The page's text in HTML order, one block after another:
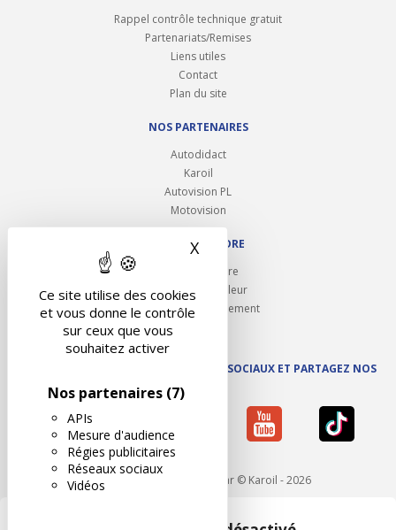
Ce site utilise des cookies
et vous donne le contrôle
sur ceux que vous
souhaitez activer
Nos partenaires (7)
APIs
Mesure d'audience
Régies publicitaires
Réseaux sociaux
Vidéos
X Masquer le bandeau des
Rappel contrôle technique gratuit
Partenariats/Remises
Liens utiles
Contact
Plan du site
NOS PARTENAIRES
Autodidact
Karoil
Autovision PL
Motovision
NOUS REJOINDRE
Ouvrir un centre
Devenez contrôleur
Carrières et recrutement
SUIVEZ AUTOVISION SUR LES RÉSEAUX SOCIAUX ET PARTAGEZ NOS
ACTUS
Mentions légales - Réalisé par © Karoil - 2026